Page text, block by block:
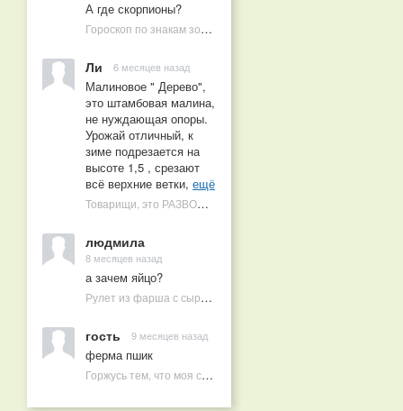
А где скорпионы?
Гороскоп по знакам зодиака на 2026 год
Ли 6 месяцев назад
Малиновое " Дерево",
это штамбовая малина,
не нуждающая опоры.
Урожай отличный, к
зиме подрезается на
высоте 1,5 , срезают
всё верхние ветки, ещё
Товарищи, это РАЗВОД! Почему малиновых деревьев не бывает, или Как ушлые продавцы наживаются на мечтах садоводов
людмила
8 месяцев назад
а зачем яйцо?
Рулет из фарша с сыром в духовке
гость 9 месяцев назад
ферма пшик
Горжусь тем, что моя семья круглый год не нуждается в покупных витаминах